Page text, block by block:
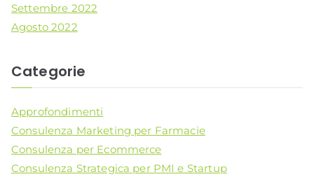
Settembre 2022
Agosto 2022
Categorie
Approfondimenti
Consulenza Marketing per Farmacie
Consulenza per Ecommerce
Consulenza Strategica per PMI e Startup